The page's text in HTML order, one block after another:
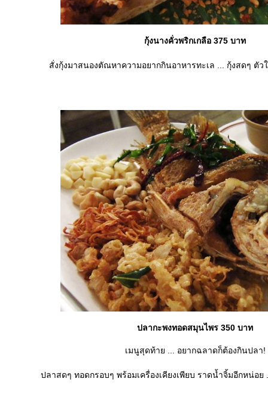
กุ้งนางคั่วพริกเกลือ 375 บาท
สั่งกุ้งมาสนองตัณหาความอยากกินอาหารทะเล ... กุ้งสดๆ ตั
ปลากะพงทอดสมุนไพร 350 บาท
เมนูสุดท้าย ... อยากฉลาดก็ต้องกินปลา!
ปลาสดๆ ทอดกรอบๆ พร้อมเครื่องเคียงเพียบ ราดน้ำจิ้มอีกหน่อย